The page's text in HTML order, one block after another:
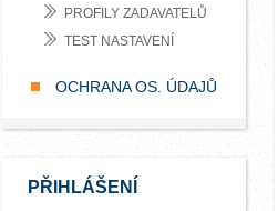
PROFILY ZADAVATELŮ
TEST NASTAVENÍ
OCHRANA OS. ÚDAJŮ
PŘIHLÁŠENÍ